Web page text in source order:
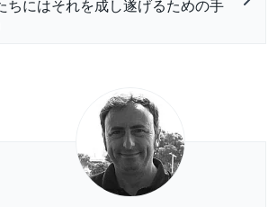
ちにはそれを成し遂げるための手